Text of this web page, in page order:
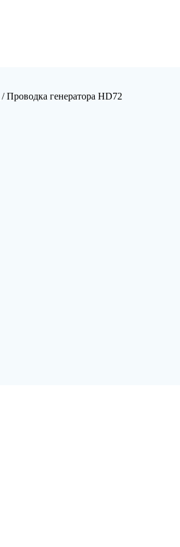
/ Проводка генератора HD72